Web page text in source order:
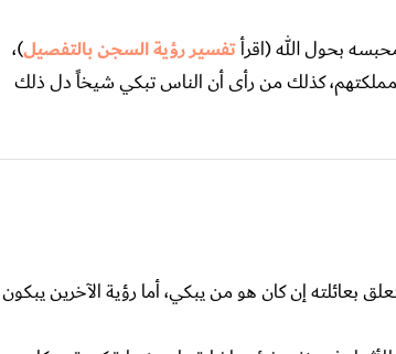
بحول الله (اقرأتفسير رؤية السجن بالتفصيل)،
مملكتهم، كذلك من رأى أن الناس تبكي شيخاً دل ذلك
بعائلته إن كان هو من يبكي، أما رؤية الآخرين يبكون